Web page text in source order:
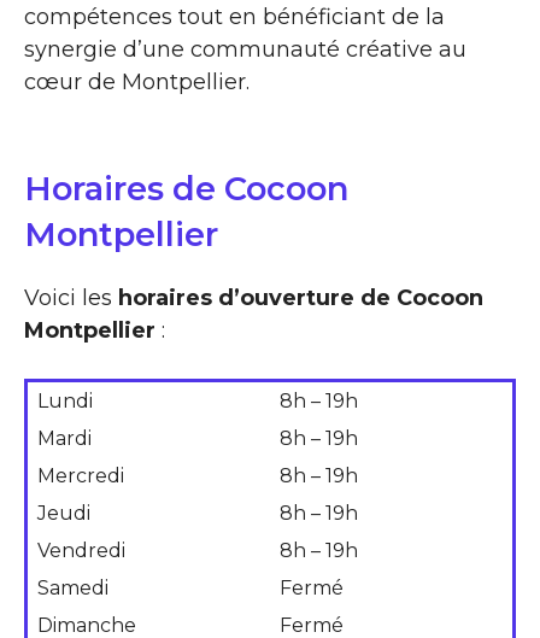
compétences tout en bénéficiant de la
synergie d’une communauté créative au
cœur de Montpellier.
Horaires de Cocoon
Montpellier
Voici les horaires d’ouverture de Cocoon
Montpellier :
Lundi
8h – 19h
Mardi
8h – 19h
Mercredi
8h – 19h
Jeudi
8h – 19h
Vendredi
8h – 19h
Samedi
Fermé
Dimanche
Fermé